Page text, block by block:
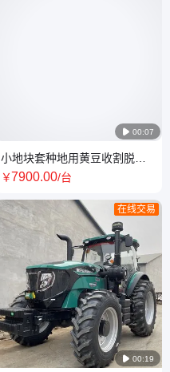
 00:07
小地块套种地用黄豆收割脱粒
机全喂入式履带大豆联合收割
￥7900.00/台
 00:19
在线交易